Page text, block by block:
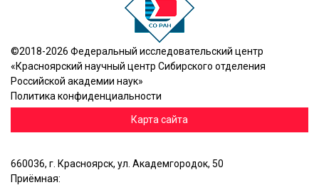
©2018-2026 Федеральный исследовательский центр
«Красноярский научный центр Сибирского отделения
Российской академии наук»
Политика конфиденциальности
Карта сайта
660036, г. Красноярск, ул. Академгородок, 50
Приёмная: